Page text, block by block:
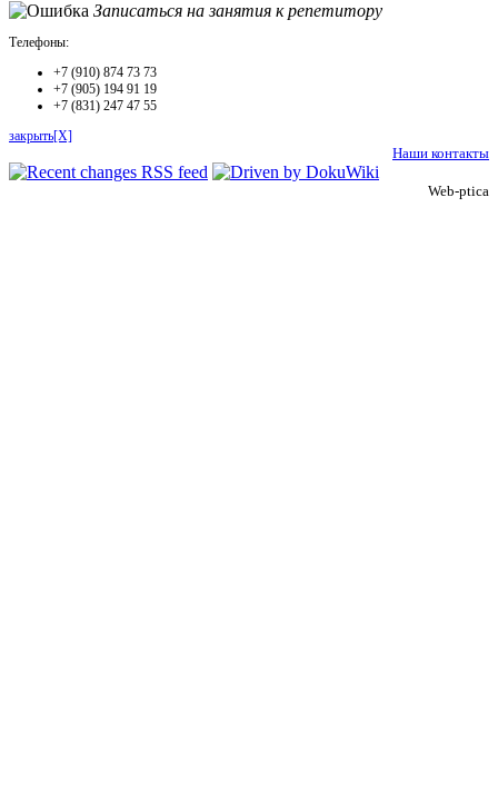
Записаться на занятия к репетитору
Телефоны:
+7 (910) 874 73 73
+7 (905) 194 91 19
+7 (831) 247 47 55
закрыть[X]
Наши контакты
Web-ptica